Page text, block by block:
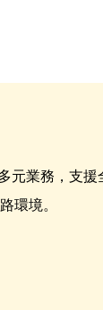
元業務，支援
環境。